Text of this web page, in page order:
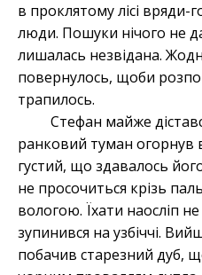
в проклятому лісі вряди-
люди. Пошуки нічого не
лишалась незвідана.
повернулось, щоби
трапилось.
Стефан майже
ранковий туман огорнув
густий, що здавалось
не просочиться крізь
вологою. Їхати наосліп не
зупинився на узбіччі.
побачив старезний дуб,